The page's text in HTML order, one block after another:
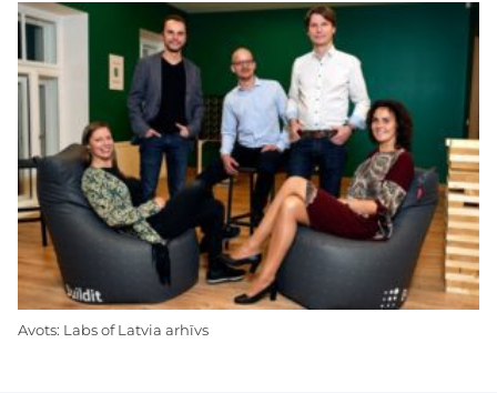
Avots: Labs of Latvia arhīvs